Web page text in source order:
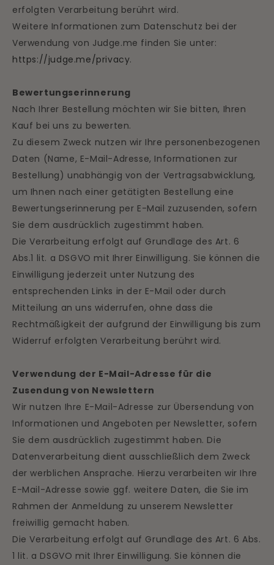
erfolgten Verarbeitung berührt wird.
Weitere Informationen zum Datenschutz bei der
Verwendung von Judge.me finden Sie unter:
https://judge.me/privacy.
Bewertungserinnerung
Nach Ihrer Bestellung möchten wir Sie bitten, Ihren
Kauf bei uns zu bewerten.
Zu diesem Zweck nutzen wir Ihre personenbezogenen
Daten (Name, E-Mail-Adresse, Informationen zur
Bestellung) unabhängig von der Vertragsabwicklung,
um Ihnen nach einer getätigten Bestellung eine
Bewertungserinnerung per E-Mail zuzusenden, sofern
Sie dem ausdrücklich zugestimmt haben.
Die Verarbeitung erfolgt auf Grundlage des Art. 6
Abs.1 lit. a DSGVO mit Ihrer Einwilligung. Sie können die
Einwilligung jederzeit unter Nutzung des
entsprechenden Links in der E-Mail oder durch
Mitteilung an uns widerrufen, ohne dass die
Rechtmäßigkeit der aufgrund der Einwilligung bis zum
Widerruf erfolgten Verarbeitung berührt wird.
Verwendung der E-Mail-Adresse für die
Zusendung von Newslettern
Wir nutzen Ihre E-Mail-Adresse zur Übersendung von
Informationen und Angeboten per Newsletter, sofern
Sie dem ausdrücklich zugestimmt haben. Die
Datenverarbeitung dient ausschließlich dem Zweck
der werblichen Ansprache. Hierzu verarbeiten wir Ihre
E-Mail-Adresse sowie ggf. weitere Daten, die Sie im
Rahmen der Anmeldung zu unserem Newsletter
freiwillig gemacht haben.
Die Verarbeitung erfolgt auf Grundlage des Art. 6 Abs.
1 lit. a DSGVO mit Ihrer Einwilligung. Sie können die